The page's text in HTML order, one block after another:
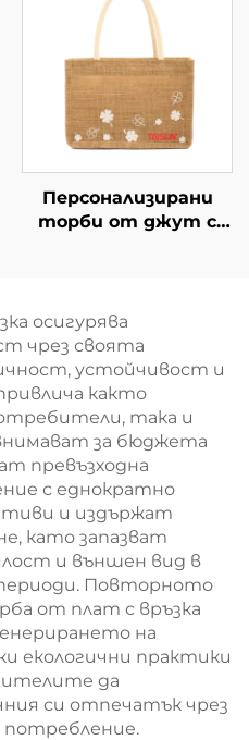
чанти за модна
търговия
Персонализирани
торби от джут с
многократно
използваеми,
подходящи за
пикник, кемпинг,
плаж и други
активности на
открито
осигурява
чрез своята
устойчивост и
както
така и
за бюджета
превъзходна
с еднократно
и издържат
като запазват
и външен вид в
Повторното
от плат с връзка
на
екологични практики
да
си отпечатък чрез